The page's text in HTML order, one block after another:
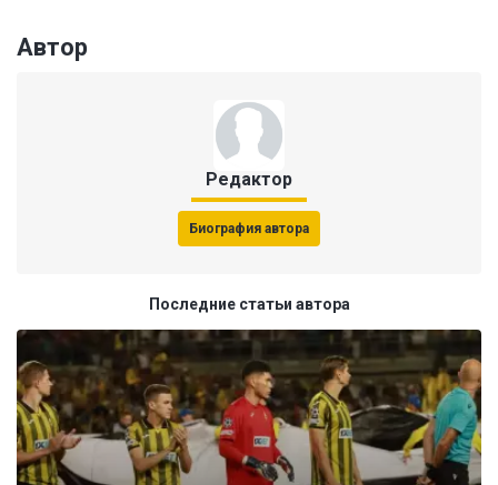
Автор
Редактор
Биография автора
Последние статьи автора